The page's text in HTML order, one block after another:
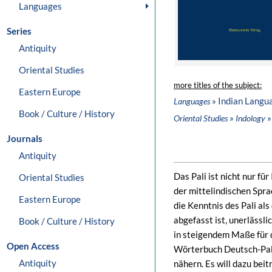
Languages
Series
Antiquity
Oriental Studies
Eastern Europe
Book / Culture / History
Journals
Antiquity
Oriental Studies
Eastern Europe
Book / Culture / History
Open Access
Antiquity
more titles of the subject:
Languages» Indian
Oriental Studies» Indology
Das Pali ist nicht nur
der mittelindischen
die Kenntnis des Pali
abgefasst ist,
in steigendem Maße für
Wörterbuch Deutsch-
nähern. Es will dazu